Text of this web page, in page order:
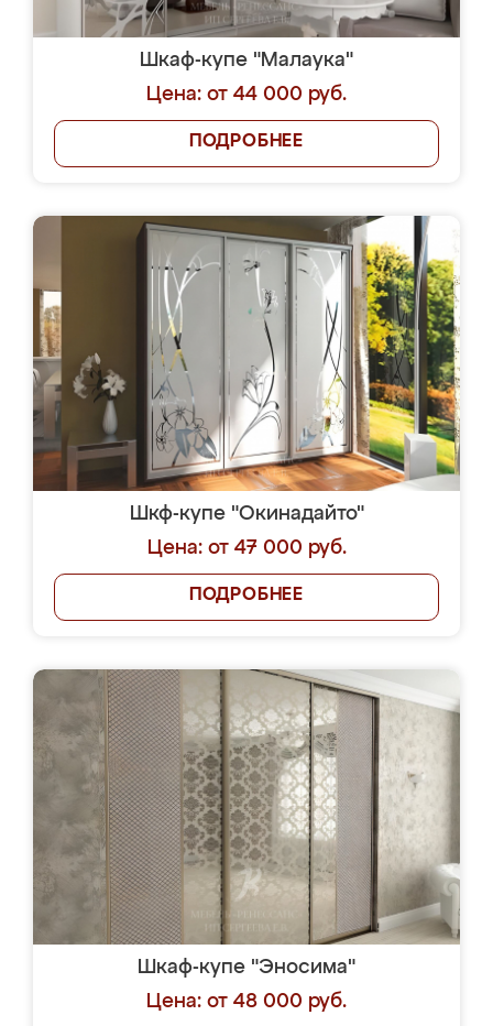
Шкаф-купе "Малаука"
Цена: от 44 000 руб.
ПОДРОБНЕЕ
Шкф-купе "Окинадайто"
Цена: от 47 000 руб.
ПОДРОБНЕЕ
Шкаф-купе "Эносима"
Цена: от 48 000 руб.